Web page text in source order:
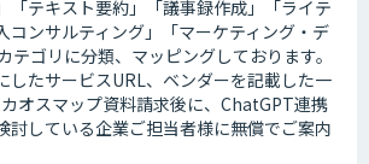
「テキスト要約」「議事録作成」「ライテ
コンサルティング」「マーケティング・デ
テゴリに分類、マッピングしております。
したサービスURL、ベンダーを記載した一
オスマップ資料請求後に、ChatGPT連携
討している企業ご担当者様に無償でご案内